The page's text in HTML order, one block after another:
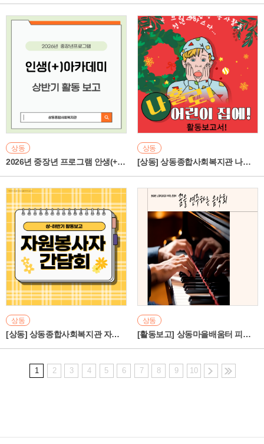
상동
2026년 중장년 프로그램 안생(+)플러스 아카데미 상반기 활동보고
상동
[상동] 상동종합사회복지관 나누어영 활동보고
상동
[상동] 상동종합사회복지관 자원봉사자 상하반기 간담회 활동보고
상동
[활동보고] 상동마을배움터 피아노 발표회
1 2 3 4 5 6 7 8 9 10